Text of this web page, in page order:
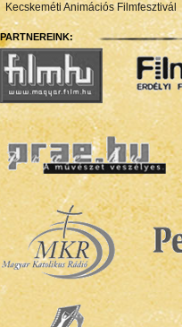
Kecskeméti Animációs Filmfesztivál
PARTNEREINK: